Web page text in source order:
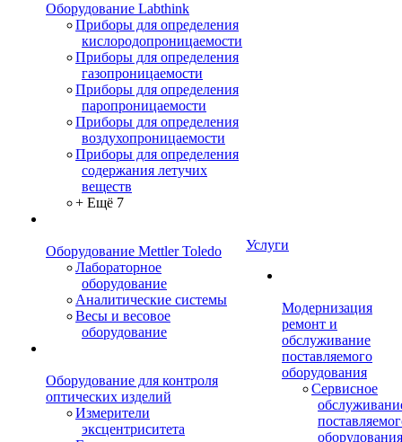
Оборудование Labthink
Приборы для определения
кислородопроницаемости
Приборы для определения
газопроницаемости
Приборы для определения
паропроницаемости
Приборы для определения
воздухопроницаемости
Приборы для определения
содержания летучих
веществ
+ Ещё 7
Оборудование Mettler Toledo
Лабораторное
оборудование
Аналитические системы
Весы и весовое
оборудование
Оборудование для контроля
оптических изделий
Измерители
эксцентриситета
Услуги
Модернизация
ремонт и
обслуживание
поставляемого
оборудования
Сервисное
оборудования